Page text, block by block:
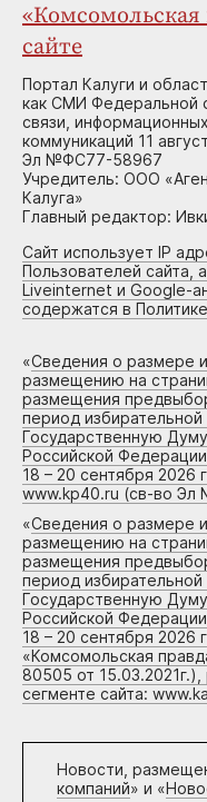
«Комсомольская
сайте
Портал Калуги и
как СМИ Федеральной
связи,
коммуникаций 11
Эл №ФС77-58967
Учредитель: ООО
Калуга»
Главный редактор:
Сайт использует IP
Пользователей сайта,
Liveinternet и Google-
содержатся в
«Сведения о размере
размещению на
размещения
период
Государственную
Российской
18 – 20 сентября 2026
www.kp40.ru (св-во Эл
«Сведения о размере
размещению на
размещения
период
Государственную
Российской
18 – 20 сентября 2026
«Комсомольская
80505 от
сегменте сайта:
Новости,
компаний» и «